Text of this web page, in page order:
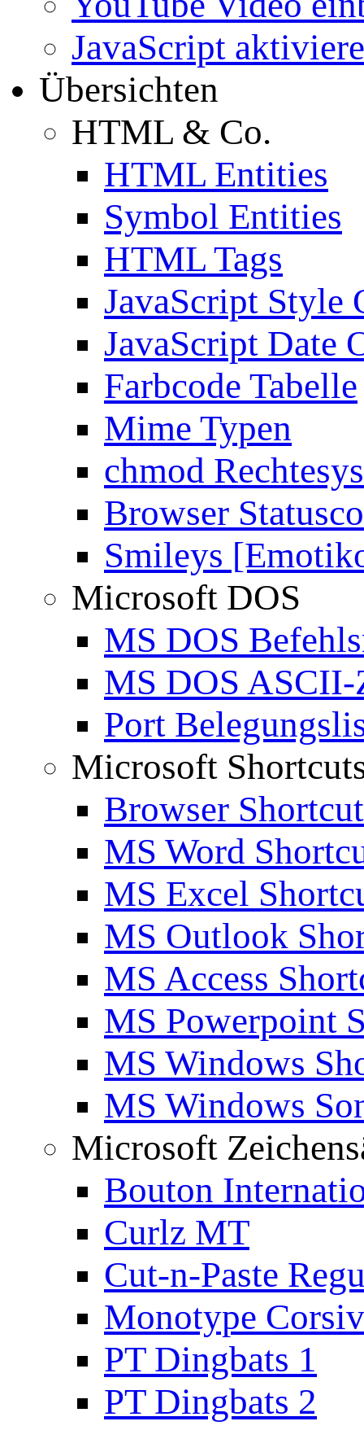
JavaScript
Übersichten
HTML & Co.
HTML Entities
Symbol Entities
HTML Tags
JavaScript Style
JavaScript Date
Farbcode Tabelle
Mime Typen
chmod
Browser
Smileys
Microsoft DOS
MS DOS
MS DOS ASCII-
Port
Microsoft
Browser
MS Word
MS Excel
MS Outlook
MS Access
MS Powerpoint
MS Windows
MS Windows
Microsoft
Bouton
Curlz MT
Cut-n-Paste
Monotype
PT Dingbats 1
PT Dingbats 2